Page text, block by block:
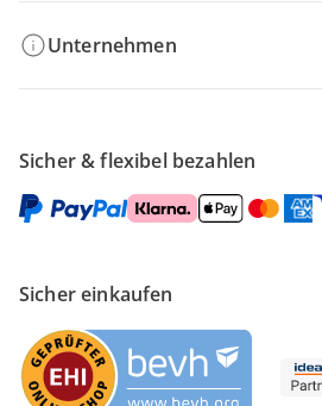
Unternehmen
Sicher & flexibel bezahlen
Sicher einkaufen